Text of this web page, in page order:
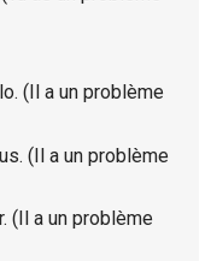
(Il a un problème
(Il a un problème
(Il a un problème